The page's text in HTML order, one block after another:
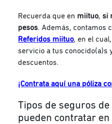
Recuerda que en miituo,si
pesos. Además, contamos
Referidos miituo, en el
servicio a tus conocido(a)s
descuentos.
¡Contrata aquí una póliza
Tipos de seguros de
pueden contratar en